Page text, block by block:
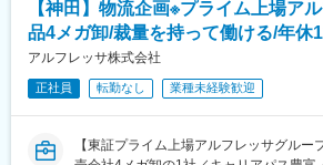
■企業の特徴/魅力
事業拡大フェーズで裁量を持ち活躍でき
や新しい挑戦を積極的に応援する社風です
変更の範囲：会社の定める業務
その為には日々、医師や薬剤師とのコミ
信頼関係を築くことが大切になります。
＜メディカルMS＞
病院や検査センター等に対して臨床検査
連携しお得意様へのソリューション営業
【神田】物流企画※プライム上場ア
品4メガ卸/裁量を持って働ける/年休
アルフレッサ株式会社
正社員 転勤なし 業種未経験歓迎
【東証プライム上場アルフレッサグルー